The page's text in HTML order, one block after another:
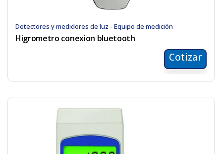
Detectores y medidores de luz - Equipo de medición
Higrometro conexion bluetooth
Cotizar